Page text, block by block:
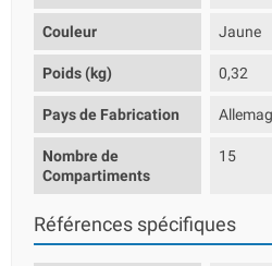
Couleur Jaune
Poids (kg) 0,32
Pays de Fabrication
Nombre de
Compartiments
15
Références spécifiques